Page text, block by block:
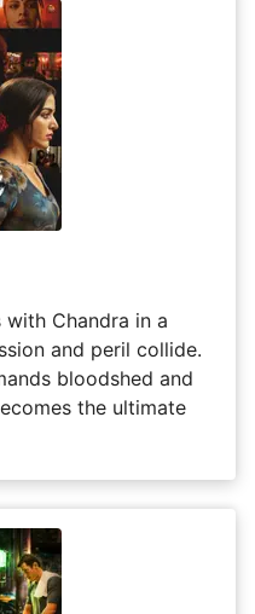
with Chandra in a
and peril collide.
bloodshed and
the ultimate